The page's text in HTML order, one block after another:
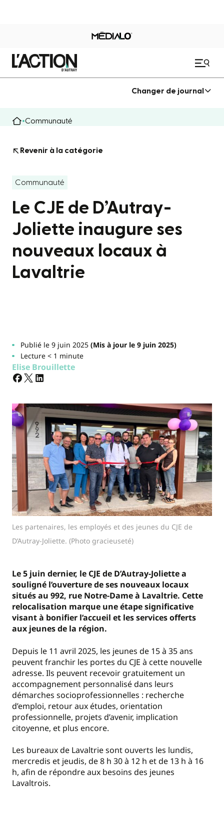
Changer de journal
Communauté
Revenir à la catégorie
Communauté
Le CJE de D’Autray-
Joliette inaugure ses
nouveaux locaux à
Lavaltrie
Publié le 9 juin 2025(Mis à jour le 9 juin 2025)
Lecture < 1 minute
Elise Brouillette
Les partenaires, les employés et des jeunes du CJE de
D’Autray-Joliette. (Photo gracieuseté)
Le 5 juin dernier, le CJE de D’Autray-Joliette a
souligné l’ouverture de ses nouveaux locaux
situés au 992, rue Notre-Dame à Lavaltrie. Cette
relocalisation marque une étape significative
visant à bonifier l’accueil et les services offerts
aux jeunes de la région.
Depuis le 11 avril 2025, les jeunes de 15 à 35 ans
peuvent franchir les portes du CJE à cette nouvelle
adresse. Ils peuvent recevoir gratuitement un
accompagnement personnalisé dans leurs
démarches socioprofessionnelles : recherche
d’emploi, retour aux études, orientation
professionnelle, projets d’avenir, implication
citoyenne, et plus encore.
Les bureaux de Lavaltrie sont ouverts les lundis,
mercredis et jeudis, de 8 h 30 à 12 h et de 13 h à 16
h, afin de répondre aux besoins des jeunes
Lavaltrois.